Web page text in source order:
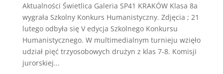
Aktualności Świetlica Galeria SP41 KRAKÓW Klasa 8a
wygrała Szkolny Konkurs Humanistyczny. Zdjęcia ; 21
lutego odbyła się V edycja Szkolnego Konkursu
Humanistycznego. W multimedialnym turnieju wzięło
udział pięć trzyosobowych drużyn z klas 7-8. Komisji
jurorskiej...